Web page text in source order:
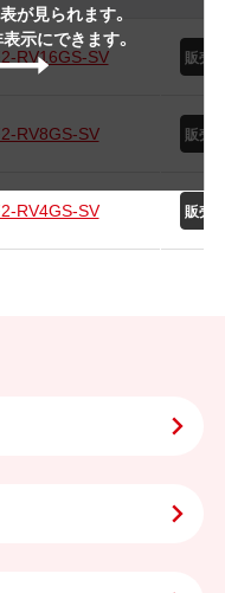
が見られます。
示にできます。
RV16GS-SV
RV8GS-SV
RV4GS-SV